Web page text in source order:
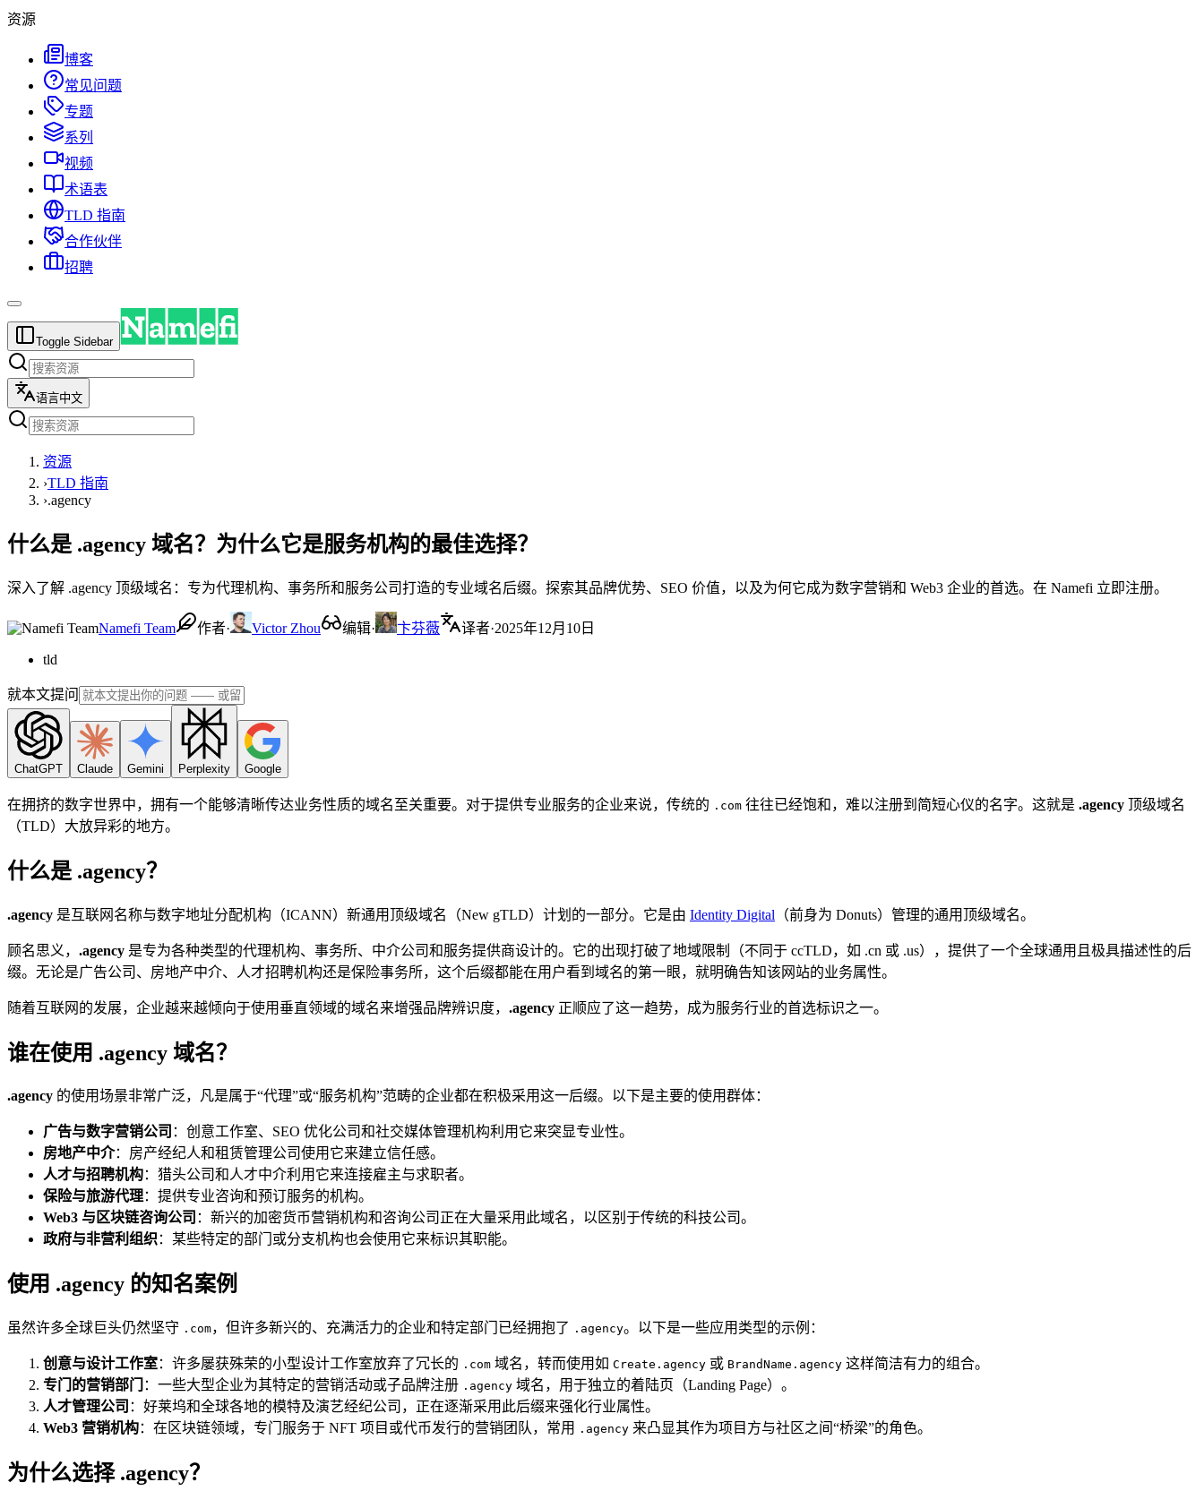
资源
博客
常见问题
专题
系列
视频
术语表
TLD 指南
合作伙伴
招聘
Toggle Sidebar
语言中文
资源
›TLD 指南
›.agency
什么是 .agency 域名？为什么它是服务机构的最佳选择？
深入了解 .agency 顶级域名：专为代理机构、事务所和服务公司打造的专业域名后缀。探索其品牌优势、SEO 价值，以及为何它成为数字营销和 Web3 企业的首选。在 Namefi 立即注册。
Namefi Team 作者· Victor Zhou 编辑· 卞芬薇 译者·2025年12月10日
tld
就本文提问
ChatGPT Claude Gemini Perplexity Google
在拥挤的数字世界中，拥有一个能够清晰传达业务性质的域名至关重要。对于提供专业服务的企业来说，传统的 .com 往往已经饱和，难以注册到简短心仪的名字。这就是 .agency 顶级域名
（TLD）大放异彩的地方。
什么是 .agency？
.agency 是互联网名称与数字地址分配机构（ICANN）新通用顶级域名（New gTLD）计划的一部分。它是由 Identity Digital （前身为 Donuts）管理的通用顶级域名。
顾名思义， .agency 是专为各种类型的代理机构、事务所、中介公司和服务提供商设计的。它的出现打破了地域限制（不同于 ccTLD，如 .cn 或 .us），提供了一个全球通用且极具描述性的后
缀。无论是广告公司、房地产中介、人才招聘机构还是保险事务所，这个后缀都能在用户看到域名的第一眼，就明确告知该网站的业务属性。
随着互联网的发展，企业越来越倾向于使用垂直领域的域名来增强品牌辨识度， .agency 正顺应了这一趋势，成为服务行业的首选标识之一。
谁在使用 .agency 域名？
.agency 的使用场景非常广泛，凡是属于“代理”或“服务机构”范畴的企业都在积极采用这一后缀。以下是主要的使用群体：
广告与数字营销公司 ：创意工作室、SEO 优化公司和社交媒体管理机构利用它来突显专业性。
房地产中介：房产经纪人和租赁管理公司使用它来建立信任感。
人才与招聘机构：猎头公司和人才中介利用它来连接雇主与求职者。
保险与旅游代理：提供专业咨询和预订服务的机构。
Web3 与区块链咨询公司 ：新兴的加密货币营销机构和咨询公司正在大量采用此域名，以区别于传统的科技公司。
政府与非营利组织：某些特定的部门或分支机构也会使用它来标识其职能。
使用 .agency 的知名案例
虽然许多全球巨头仍然坚守 .com，但许多新兴的、充满活力的企业和特定部门已经拥抱了 .agency。以下是一些应用类型的示例：
创意与设计工作室：许多屡获殊荣的小型设计工作室放弃了冗长的 .com 域名，转而使用如 Create.agency 或 BrandName.agency 这样简洁有力的组合。
专门的营销部门
：一些大型企业为其特定的营销活动或子品牌注册 .agency 域名，用于独立的着陆页（Landing Page）。
人才管理公司 ：好莱坞和全球各地的模特及演艺经纪公司，正在逐渐采用此后缀来强化行业属性。
Web3 营销机构：在区块链领域，专门服务于 NFT 项目或代币发行的营销团队，常用 .agency 来凸显其作为项目方与社区之间“桥梁”的角色。
为什么选择 .agency？